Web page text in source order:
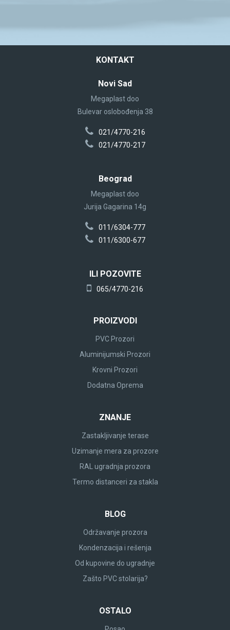
KONTAKT
Novi Sad
Megaplast doo
Bulevar oslobođenja 38
021/4770-216
021/4770-217
Beograd
Megaplast doo
Jurija Gagarina 14g
011/6304-777
011/6300-677
ILI POZOVITE
065/4770-216
PROIZVODI
PVC Prozori
Aluminijumski Prozori
Krovni Prozori
Dodatna Oprema
ZNANJE
Zastakljivanje terase
Uzimanje mera za prozore
RAL ugradnja prozora
Termo distanceri za stakla
BLOG
Održavanje prozora
Kondenzacija i rešenja
Od kupovine do ugradnje
Zašto PVC stolarija?
OSTALO